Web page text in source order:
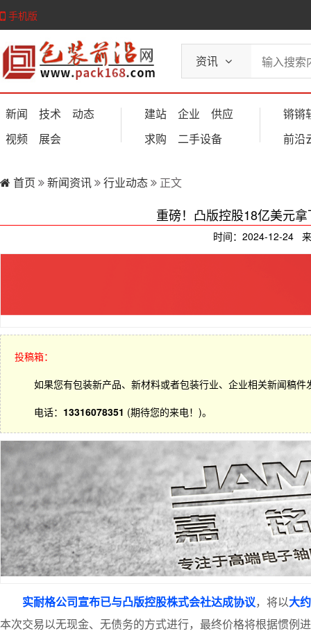
手机版
资讯
新闻 技术
动态
视频
展会
建站 企业
供应
求购
二手设备
锵锵
前沿
首页 新闻资讯 行业动态 正文
重磅！凸版控股18亿美元
时间：2024-12-24
投稿箱：
如果您有包装新产品、新材料或者包装行业、企业相关新闻稿
电话： 13316078351 (期待您的来电！)。
实耐格公司宣布已与凸版控股株式会社达成协议，将以大
本次交易以无现金、无债务的方式进行，最终价格将根据惯例